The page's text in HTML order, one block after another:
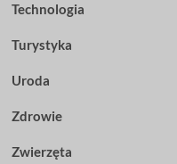
Technologia
Turystyka
Uroda
Zdrowie
Zwierzęta